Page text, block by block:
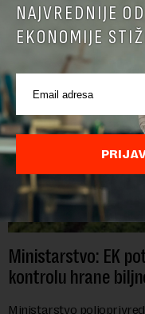
Ministarstvo: EK
kontrolu hrane
Ministarstvo
NAJVREDNIJE
EKONOMIJE